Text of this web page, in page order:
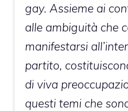
gay. Assieme ai
alle ambiguità che
manifestarsi
partito,
di viva
questi temi che